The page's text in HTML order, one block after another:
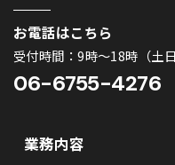
お電話はこちら
受付時間：9時〜18時（土
06-6755-4276
業務内容